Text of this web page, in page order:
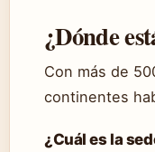
¿Dónde
Con más de
continentes
¿Cuál es la